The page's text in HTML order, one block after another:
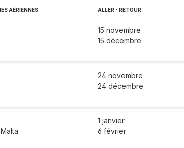
AÉRIENNES ALLER - RETOUR
15 novembre
15 décembre
24 novembre
24 décembre
1 janvier
6 février